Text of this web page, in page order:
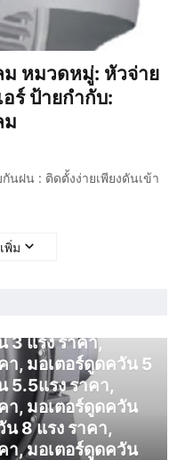
ม หมวดหมู่: หัวจ่าย
ร์ ป้ายกำกับ:
ม
นฝน : ติดตั้งง่ายเพียงดันเข้า
พิ่ม
3 แรง ราคา,
า, มอเตอร์ดูดควัน 5
5.5แรง ราคา,
า, มอเตอร์ดูดควัน
8 แรง ราคา,
า, มอเตอร์ดูดควัน